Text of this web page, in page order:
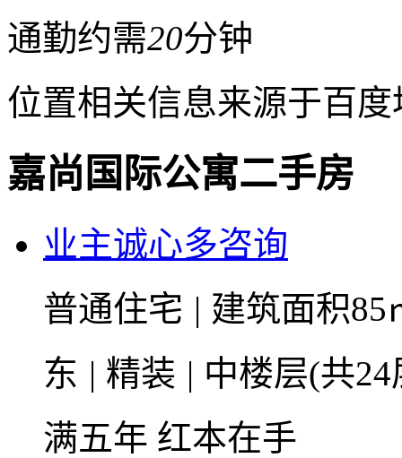
通勤约需20分钟
位置相关信息来源于百
嘉尚国际公寓二手房
业主诚心多咨询
普通住宅 | 建筑面积
东 | 精装 | 中楼层(共
满五年 红本在手